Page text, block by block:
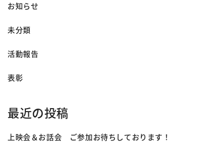
お知らせ
未分類
活動報告
表彰
最近の投稿
上映会＆お話会 ご参加お待ちしております！